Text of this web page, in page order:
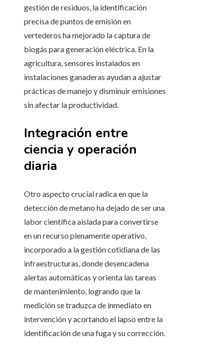
gestión de residuos, la identificación
precisa de puntos de emisión en
vertederos ha mejorado la captura de
biogás para generación eléctrica. En la
agricultura, sensores instalados en
instalaciones ganaderas ayudan a ajustar
prácticas de manejo y disminuir emisiones
sin afectar la productividad.
Integración entre
ciencia y operación
diaria
Otro aspecto crucial radica en que la
detección de metano ha dejado de ser una
labor científica aislada para convertirse
en un recurso plenamente operativo,
incorporado a la gestión cotidiana de las
infraestructuras, donde desencadena
alertas automáticas y orienta las tareas
de mantenimiento, logrando que la
medición se traduzca de inmediato en
intervención y acortando el lapso entre la
identificación de una fuga y su corrección.